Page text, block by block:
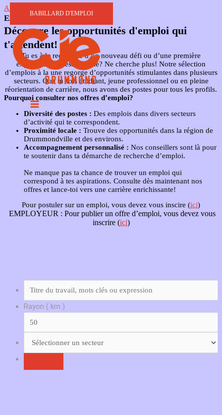
Aller au contenu
BABILLARD D'EMPLOI
Emplois à la une
Découvre les opportunités d'emploi qui
t'attendent!
Tu es à la recherche d’un nouveau défi ou d’une première
expérience professionnelle? Ne cherche plus! Notre sélection
d’emplois à la une regorge d’opportunités stimulantes dans plusieurs
secteurs. Que tu sois étudiant, jeune professionnel ou en pleine
réorientation de carrière, nous avons des postes pour tous les profils.
Pourquoi consulter nos offres d’emploi?
Diversité des postes : Des emplois dans divers secteurs
d’activité qui te correspondent.
Proximité locale : Trouve des opportunités dans la région de
Drummondville et des environs.
Accompagnement personnalisé : Nos conseillers sont là pour
te soutenir dans ta démarche de recherche d’emploi.
Ne manque pas ta chance de trouver un emploi qui
correspond à tes aspirations. Consulte dès maintenant nos
offres et lance-toi vers une carrière enrichissante!
Pour postuler sur un emploi, vous devez vous inscire (ici)
EMPLOYEUR : Pour publier un offre d’emploi, vous devez vous
inscrire (ici)
Rayon ( km )